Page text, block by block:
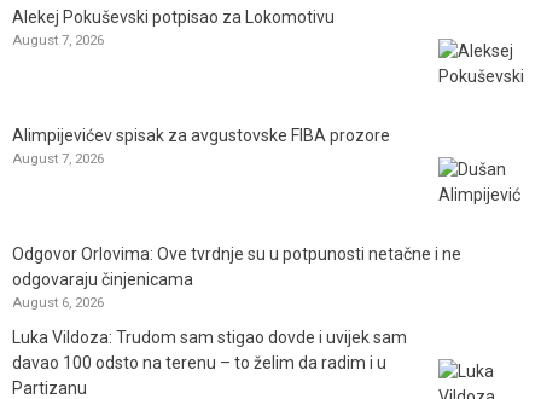
Alekej Pokuševski potpisao za Lokomotivu
August 7, 2026
Alimpijevićev spisak za avgustovske FIBA prozore
August 7, 2026
Odgovor Orlovima: ​Ove tvrdnje su u potpunosti netačne i ne
odgovaraju činjenicama
August 6, 2026
Luka Vildoza: Trudom sam stigao dovde i uvijek sam
davao 100 odsto na terenu – to želim da radim i u
Partizanu